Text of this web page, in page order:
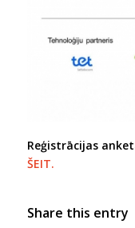
Reģistrācijas
ŠEIT.
Share this entry